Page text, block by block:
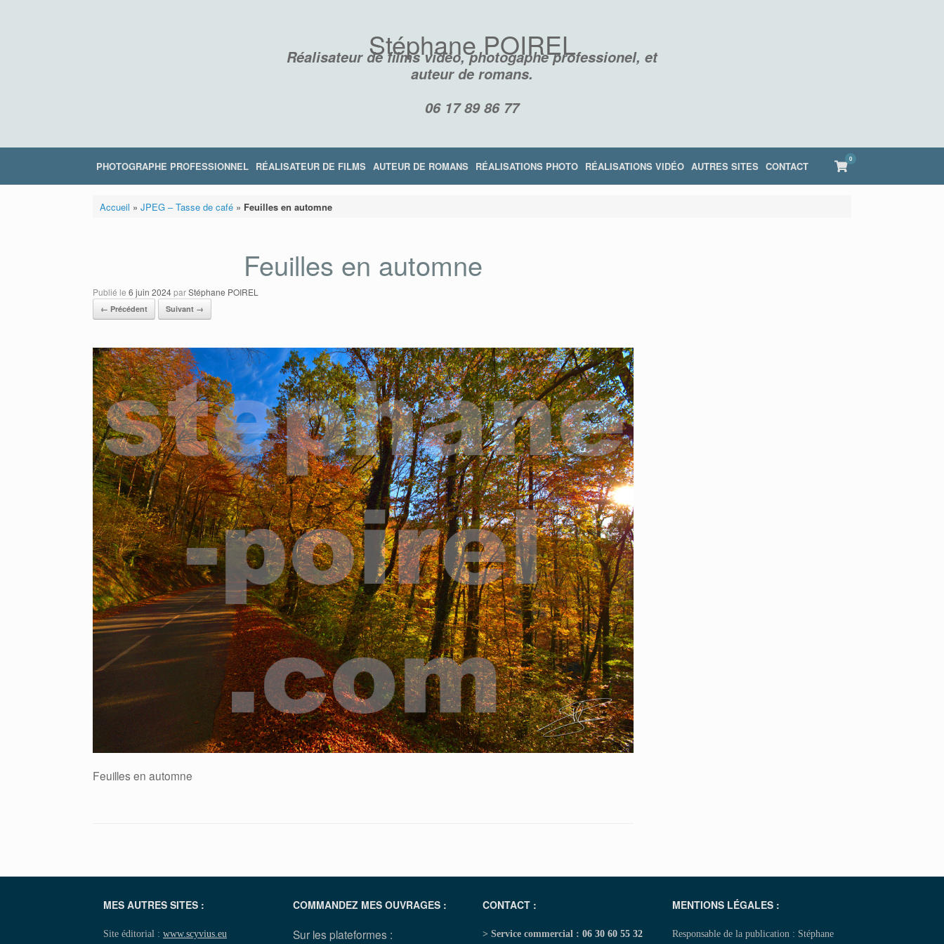
Stéphane POIREL
Réalisateur de films vidéo, photogaphe professionel, et
auteur de romans.
06 17 89 86 77
PHOTOGRAPHE PROFESSIONNEL RÉALISATEUR DE FILMS AUTEUR DE ROMANS RÉALISATIONS PHOTO RÉALISATIONS VIDÉO AUTRES SITES CONTACT View
shopping
cart
0
Accueil » JPEG – Tasse de café» Feuilles en automne
Feuilles en automne
Publié le 6 juin 2024parStéphane POIREL
← Précédent Suivant →
Feuilles en automne
MES AUTRES SITES :
Site éditorial : www.scyvius.eu
COMMANDEZ MES OUVRAGES :
Sur les plateformes :
CONTACT :
> Service commercial : 06 30 60 55 32
MENTIONS LÉGALES :
Responsable de la publication : Stéphane